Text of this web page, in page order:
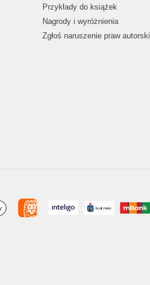
Przykłady do książek
Nagrody i wyróżnienia
Zgłoś naruszenie praw